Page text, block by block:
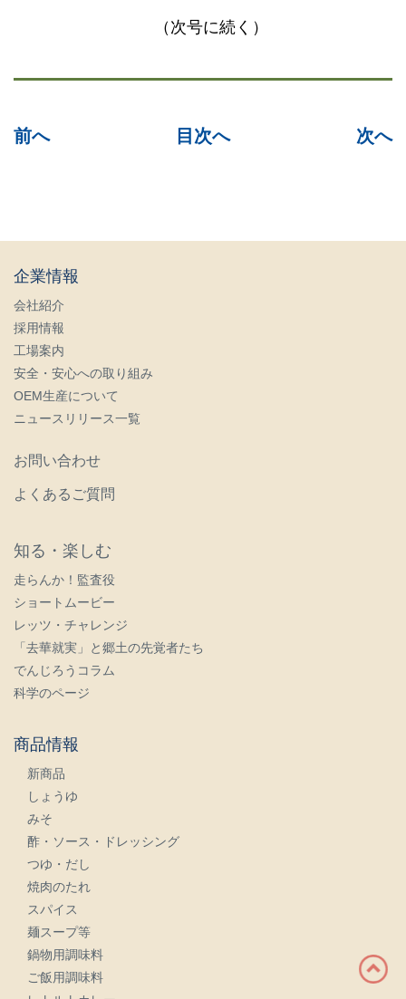
（次号に続く）
前へ 目次へ 次へ
企業情報
会社紹介
採用情報
工場案内
安全・安心への取り組み
OEM生産について
ニュースリリース一覧
お問い合わせ
よくあるご質問
知る・楽しむ
走らんか！監査役
ショートムービー
レッツ・チャレンジ
「去華就実」と郷土の先覚者たち
でんじろうコラム
科学のページ
商品情報
新商品
しょうゆ
みそ
酢・ソース・ドレッシング
つゆ・だし
焼肉のたれ
スパイス
麺スープ等
鍋物用調味料
ご飯用調味料